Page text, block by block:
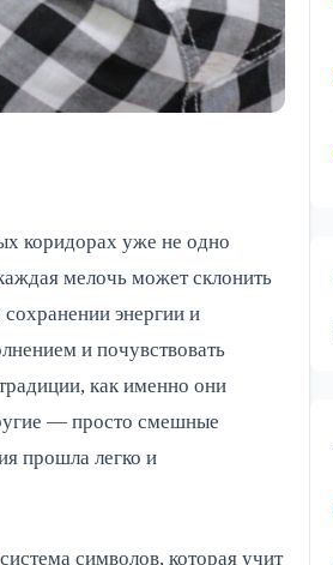
коридорах уже не одно
мелочь может склонить
энергии и
и почувствовать
как именно они
— просто смешные
прошла легко и
символов, которая учит